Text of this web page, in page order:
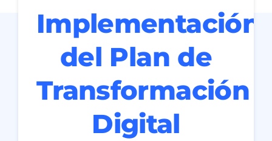
Implementación
del Plan de
Transformación
Digital